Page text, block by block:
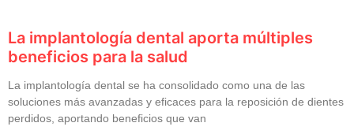
La implantología dental aporta múltiples
beneficios para la salud
La implantología dental se ha consolidado como una de las
soluciones más avanzadas y eficaces para la reposición de dientes
perdidos, aportando beneficios que van